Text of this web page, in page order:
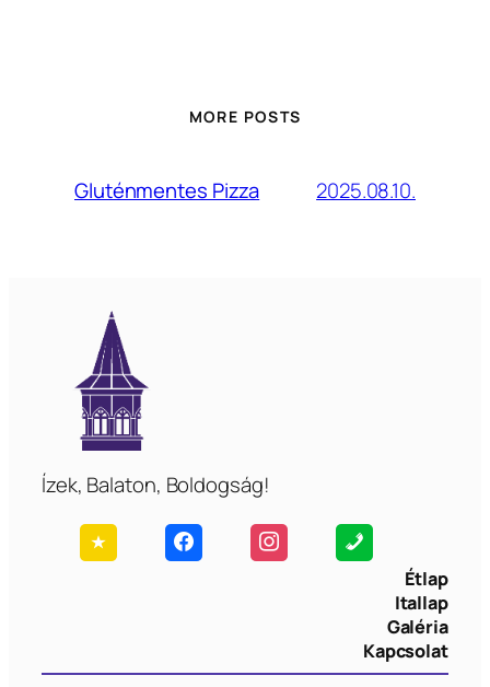
MORE POSTS
Gluténmentes Pizza 2025.08.10.
Ízek, Balaton, Boldogság!
Étlap
Itallap
Galéria
Kapcsolat